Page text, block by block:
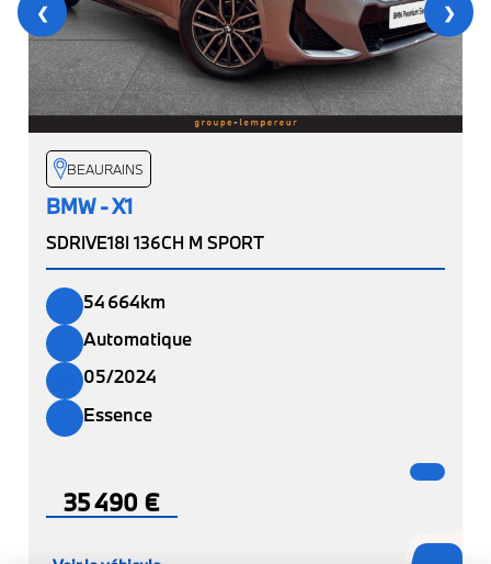
❮
BEAURAINS
BMW - X1
SDRIVE18I 136CH M SPORT
54 664km
Automatique
05/2024
Essence
35 490 €
❯